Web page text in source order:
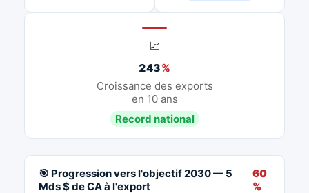
📈
243%
Croissance des exports
en 10 ans
Record national
🎯 Progression vers l'objectif 2030 — 5
Mds $ de CA à l'export
60
%